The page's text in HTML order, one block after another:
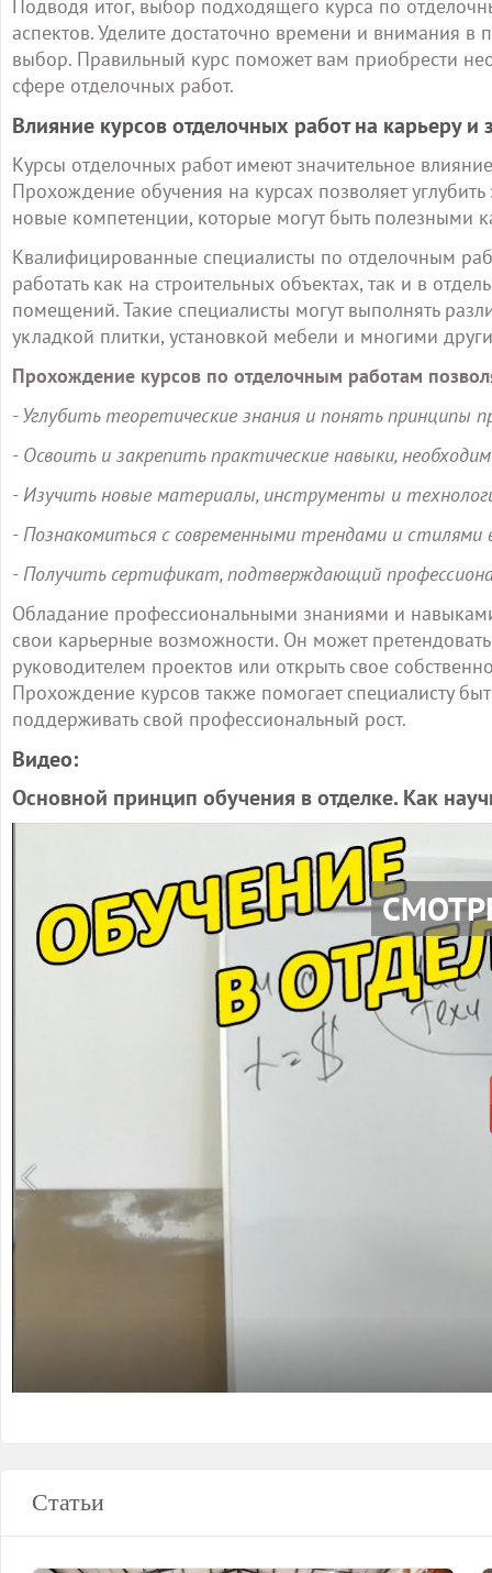
Подводя итог, выбор подходящего курса по
аспектов. Уделите достаточно времени и внимания
выбор. Правильный курс поможет вам приобрести
сфере отделочных работ.
Влияние курсов отделочных работ на карьеру и
Курсы отделочных работ имеют значительное
Прохождение обучения на курсах позволяет
новые компетенции, которые могут быть полезными
Квалифицированные специалисты по отделочным
работать как на строительных объектах, так и в
помещений. Такие специалисты могут выполнять
укладкой плитки, установкой мебели и многими
Прохождение курсов по отделочным работам
- Углубить теоретические знания и понять принципы
- Освоить и закрепить практические навыки,
- Изучить новые материалы, инструменты и
- Познакомиться с современными трендами и стилями
- Получить сертификат, подтверждающий
Обладание профессиональными знаниями и
свои карьерные возможности. Он может
руководителем проектов или открыть свое
Прохождение курсов также помогает специалисту
поддерживать свой профессиональный рост.
Видео:
Основной принцип обучения в отделке. Как
Статьи